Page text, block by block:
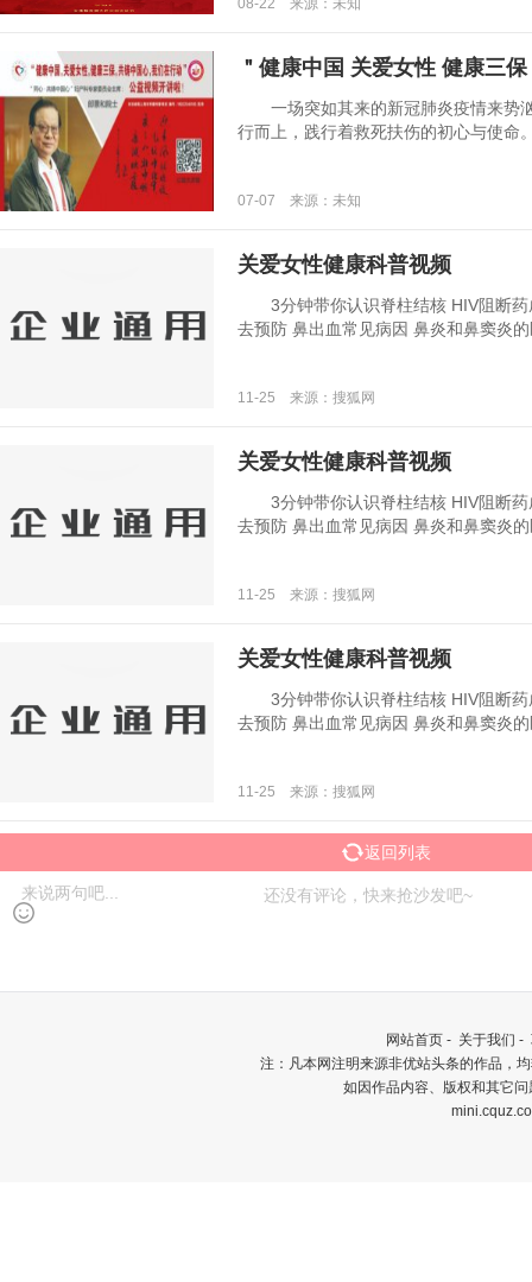
08-22 来源：未知
＂健康中国 关爱女性 健康三
一场突如其来的新冠肺炎疫情来势
行而上，践行着救死扶伤的初心与使命
07-07 来源：未知
关爱女性健康科普视频
3分钟带你认识脊柱结核 HIV阻断药
去预防 鼻出血常见病因 鼻炎和鼻窦炎
11-25 来源：搜狐网
关爱女性健康科普视频
3分钟带你认识脊柱结核 HIV阻断药
去预防 鼻出血常见病因 鼻炎和鼻窦炎
11-25 来源：搜狐网
关爱女性健康科普视频
3分钟带你认识脊柱结核 HIV阻断药
去预防 鼻出血常见病因 鼻炎和鼻窦炎
11-25 来源：搜狐网
返回列表
还没有评论，快来抢沙发吧~
网站首页- 关于我们 -
注：凡本网注明来源非优站头条的作品，
如因作品内容、版权和其它